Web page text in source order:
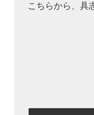
こちらから、具